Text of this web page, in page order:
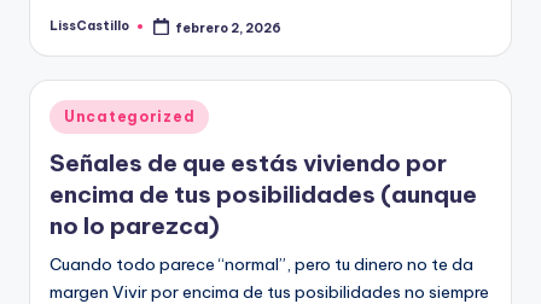
Publicado
LissCastillo febrero 2, 2026
Publicado
en
Uncategorized
Señales de que estás viviendo por
encima de tus posibilidades (aunque
no lo parezca)
Cuando todo parece “normal”, pero tu dinero no te da
margen Vivir por encima de tus posibilidades no siempre